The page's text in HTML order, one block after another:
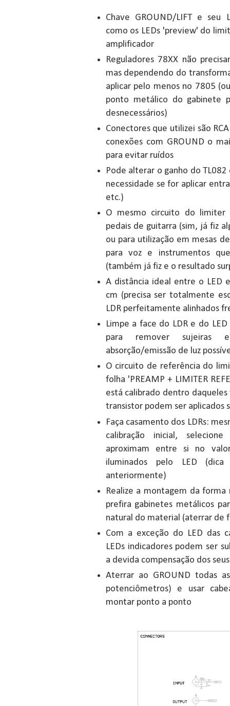
Chave GROUND/LIFT e seu
como os LEDs 'preview' do
amplificador
Reguladores 78XX não
mas dependendo do
aplicar pelo menos no 7805
ponto metálico do gabinete
desnecessários)
Conectores que utilizei são
conexões com GROUND o
para evitar ruídos
Pode alterar o ganho do
necessidade se for aplicar
etc.)
O mesmo circuito do limiter
pedais de guitarra (sim, já fiz
ou para utilização em mesas
para voz e instrumentos
(também já fiz e o resultado
A distância ideal entre o LED
cm (precisa ser totalmente
LDR perfeitamente alinhados
Limpe a face do LDR e do
para remover sujeiras
absorção/emissão de luz
O circuito de referência do
folha 'PREAMP + LIMITER
está calibrado dentro
transistor podem ser aplicados
Faça casamento dos LDRs:
calibração inicial,
aproximam entre si no
iluminados pelo LED
anteriormente)
Realize a montagem da forma
prefira gabinetes metálicos
natural do material (aterrar de
Com a exceção do LED das
LEDs indicadores podem ser
a devida compensação dos
Aterrar ao GROUND todas
potenciômetros) e usar
montar ponto a ponto